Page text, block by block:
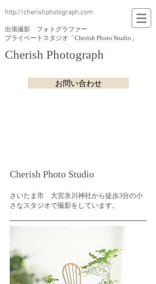
http://cherishphotograph.com
出張撮影 フォトグラファー
プライベートスタジオ「Cherish Photo Studio」
Cherish Photograph
お問い合わせ
​Cherish Photo Studio
さいたま市 大宮氷川神社から徒歩3分の小
さなスタジオで撮影をしています。